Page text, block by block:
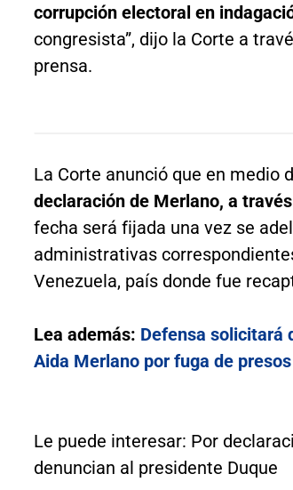
corrupción electoral en
congresista”, dijo la Corte a
prensa.
La Corte anunció que en medio
declaración de Merlano, a
fecha será fijada una vez se
administrativas
Venezuela, país donde fue
Lea además: Defensa solicitará
Aida Merlano por fuga de presos
Le puede interesar: Por
denuncian al presidente Duque